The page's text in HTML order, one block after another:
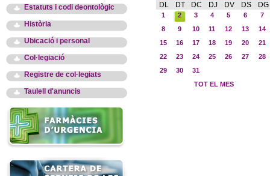
Estatuts i codi deontològic
Història
Ubicació i personal
Col·legiació
Registre de col·legiats
Taulell d'anuncis
DL DT DC DJ DV DS DG
1 2 3 4 5 6
7
8
9 10 11 12 13
14
15
16 17 18 19 20
21
22
23 24 25 26 27
28
29
30
31
TOT EL MES